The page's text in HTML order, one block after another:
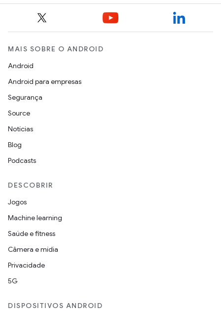
MAIS SOBRE O ANDROID
Android
Android para empresas
Segurança
Source
Notícias
Blog
Podcasts
DESCOBRIR
Jogos
Machine learning
Saúde e fitness
Câmera e mídia
Privacidade
5G
DISPOSITIVOS ANDROID